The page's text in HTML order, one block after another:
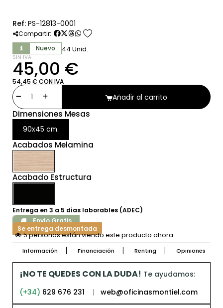
Ref: PS-12813-0001
Compartir: favorite
Nuevo 44 Unid.
SIN IVA
45,00 €
54,45 € CON IVA
Añadir al carrito
Dimensiones Mesas
90x45 cm.
Acabados Melamina
Acabado Estructura
Entrega en 3 a 5 días laborables (ADEC)
Envío Gratis
Se entrega desmontada
5 personas están viendo este producto ahora
Información Financiación Renting Opiniones
¡NO TE QUEDES CON LA DUDA! Te ayudamos:
(+34) 629 676 231 | web@oficinasmontiel.com